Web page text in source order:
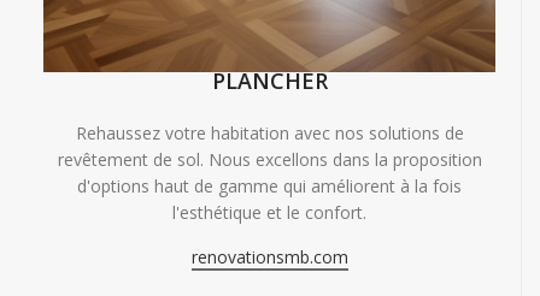
PLANCHER
Rehaussez votre habitation avec nos solutions de
revêtement de sol. Nous excellons dans la proposition
d'options haut de gamme qui améliorent à la fois
l'esthétique et le confort.
renovationsmb.com